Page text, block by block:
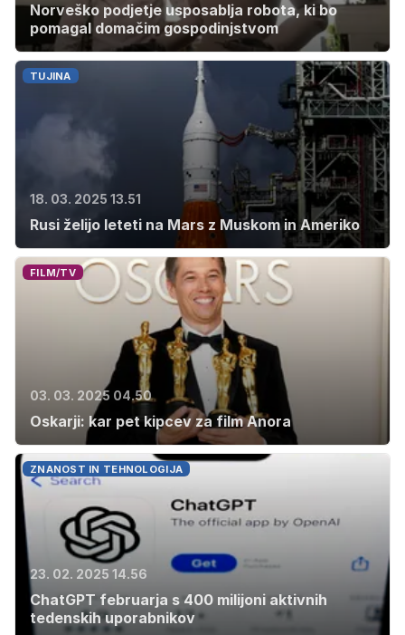
Norveško podjetje usposablja robota, ki bo
pomagal domačim gospodinjstvom
TUJINA
18. 03. 2025 13.51
Rusi želijo leteti na Mars z Muskom in Ameriko
FILM/TV
03. 03. 2025 04.50
Oskarji: kar pet kipcev za film Anora
ZNANOST IN TEHNOLOGIJA
23. 02. 2025 14.56
ChatGPT februarja s 400 milijoni aktivnih
tedenskih uporabnikov